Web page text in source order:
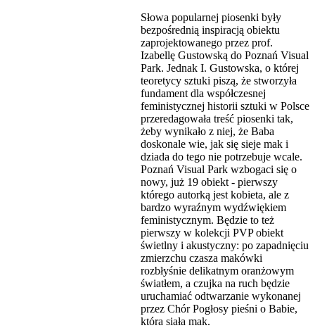
Słowa popularnej piosenki były
bezpośrednią inspiracją obiektu
zaprojektowanego przez prof.
Izabellę Gustowską do Poznań Visual
Park. Jednak I. Gustowska, o której
teoretycy sztuki piszą, że stworzyła
fundament dla współczesnej
feministycznej historii sztuki w Polsce
przeredagowała treść piosenki tak,
żeby wynikało z niej, że Baba
doskonale wie, jak się sieje mak i
dziada do tego nie potrzebuje wcale.
Poznań Visual Park wzbogaci się o
nowy, już 19 obiekt - pierwszy
którego autorką jest kobieta, ale z
bardzo wyraźnym wydźwiękiem
feministycznym. Będzie to też
pierwszy w kolekcji PVP obiekt
świetlny i akustyczny: po zapadnięciu
zmierzchu czasza makówki
rozbłyśnie delikatnym oranżowym
światłem, a czujka na ruch będzie
uruchamiać odtwarzanie wykonanej
przez Chór Pogłosy pieśni o Babie,
która siała mak.